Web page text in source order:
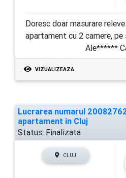
Doresc doar masurare
apartament cu 2 camere, pe
Ale******
VIZUALIZEAZA
Lucrarea numarul
apartament in Cluj
Status: Finalizata
CLUJ